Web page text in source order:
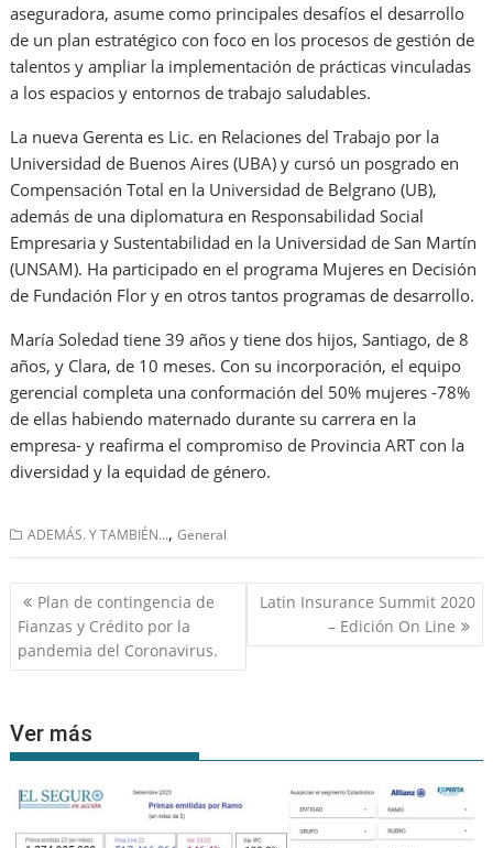
aseguradora, asume como principales desafíos el desarrollo
de un plan estratégico con foco en los procesos de gestión de
talentos y ampliar la implementación de prácticas vinculadas
a los espacios y entornos de trabajo saludables.
La nueva Gerenta es Lic. en Relaciones del Trabajo por la
Universidad de Buenos Aires (UBA) y cursó un posgrado en
Compensación Total en la Universidad de Belgrano (UB),
además de una diplomatura en Responsabilidad Social
Empresaria y Sustentabilidad en la Universidad de San Martín
(UNSAM). Ha participado en el programa Mujeres en Decisión
de Fundación Flor y en otros tantos programas de desarrollo.
María Soledad tiene 39 años y tiene dos hijos, Santiago, de 8
años, y Clara, de 10 meses. Con su incorporación, el equipo
gerencial completa una conformación del 50% mujeres -78%
de ellas habiendo maternado durante su carrera en la
empresa- y reafirma el compromiso de Provincia ART con la
diversidad y la equidad de género.
ADEMÁS. Y TAMBIÉN...,General
Navegación
de
entradas
Plan de contingencia de
Fianzas y Crédito por la
pandemia del Coronavirus.
Latin Insurance Summit 2020
– Edición On Line
Ver más